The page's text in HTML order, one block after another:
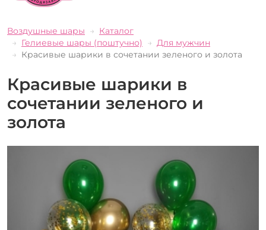
Воздушные шары
Каталог
Гелиевые шары (поштучно)
Для мужчин
Красивые шарики в сочетании зеленого и золота
Красивые шарики в
сочетании зеленого и
золота